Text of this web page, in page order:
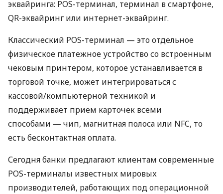
эквайринга: POS-терминал, терминал в смартфоне,
QR-эквайринг или интернет-эквайринг.
Классический POS-терминал — это отдельное
физическое платежное устройство со встроенным
чековым принтером, которое устанавливается в
торговой точке, может интегрироваться с
кассовой/компьютерной техникой и
поддерживает прием карточек всеми
способами — чип, магнитная полоса или NFC, то
есть бесконтактная оплата.
Сегодня банки предлагают клиентам современные
POS-терминалы известных мировых
производителей, работающих под операционной